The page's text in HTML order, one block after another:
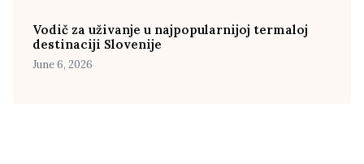
Vodič za uživanje u najpopularnijoj termaloj
destinaciji Slovenije
June 6, 2026